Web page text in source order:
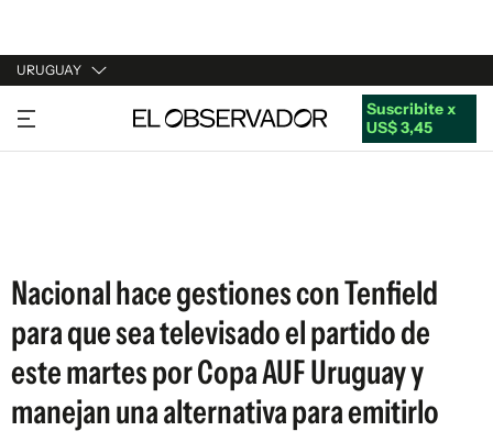
URUGUAY
URUGUAY
ARGENTINA
Suscribite x
US$ 3,45
Nacional hace gestiones con Tenfield
para que sea televisado el partido de
este martes por Copa AUF Uruguay y
manejan una alternativa para emitirlo